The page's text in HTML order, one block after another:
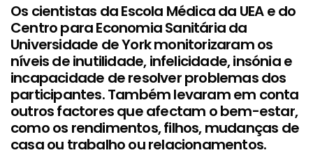
Os cientistas da Escola Médica da UEA e do
Centro para Economia Sanitária da
Universidade de York monitorizaram os
níveis de inutilidade, infelicidade, insónia e
incapacidade de resolver problemas dos
participantes. Também levaram em conta
outros factores que afectam o bem-estar,
como os rendimentos, filhos, mudanças de
casa ou trabalho ou relacionamentos.